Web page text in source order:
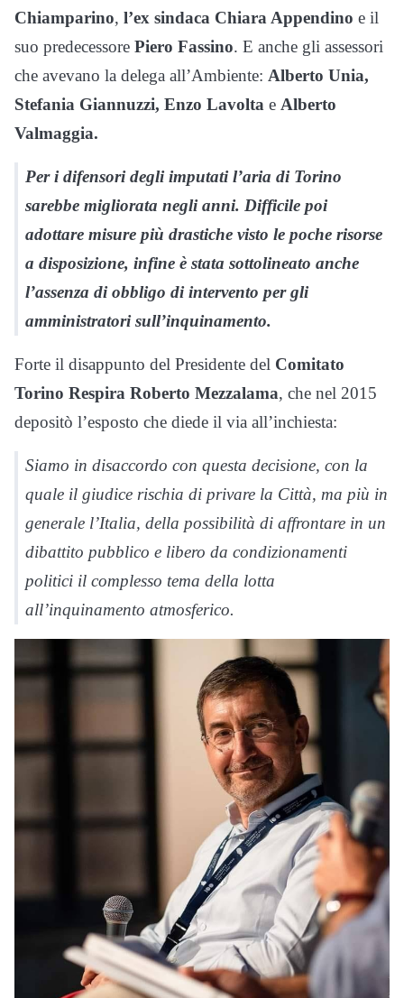
Chiamparino, l’ex sindaca Chiara Appendino e il
suo predecessore Piero Fassino. E anche gli assessori
che avevano la delega all’Ambiente: Alberto Unia,
Stefania Giannuzzi, Enzo Lavolta e Alberto
Valmaggia.
Per i difensori degli imputati l’aria di Torino
sarebbe migliorata negli anni. Difficile poi
adottare misure più drastiche visto le poche risorse
a disposizione, infine è stata sottolineato anche
l’assenza di obbligo di intervento per gli
amministratori sull’inquinamento.
Forte il disappunto del Presidente del Comitato
Torino Respira Roberto Mezzalama, che nel 2015
depositò l’esposto che diede il via all’inchiesta:
Siamo in disaccordo con questa decisione, con la
quale il giudice rischia di privare la Città, ma più in
generale l’Italia, della possibilità di affrontare in un
dibattito pubblico e libero da condizionamenti
politici il complesso tema della lotta
all’inquinamento atmosferico.